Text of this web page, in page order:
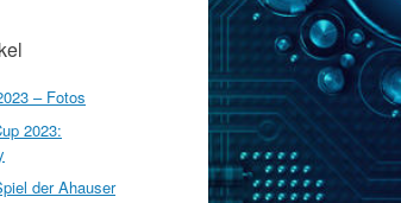
– Fotos
2023:
der Ahauser